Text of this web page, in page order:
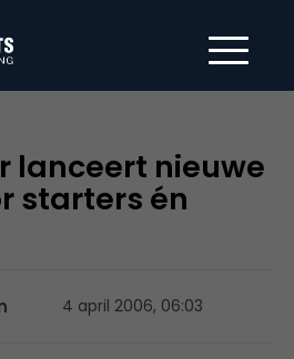
lanceert nieuwe
starters én
4 april 2006, 06:03